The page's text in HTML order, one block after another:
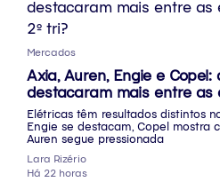
Mercados
Axia, Auren, Engie e Copel:
destacaram mais entre as
2º tri?
Elétricas têm resultados distintos
Engie se destacam, Copel mostra
Auren segue pressionada
Lara Rizério
Há 22 horas